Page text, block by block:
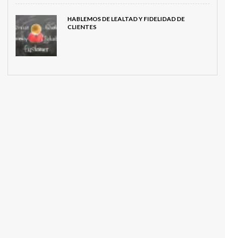
HABLEMOS DE LEALTAD Y FIDELIDAD DE
CLIENTES